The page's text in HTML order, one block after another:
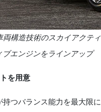
両構造技術のスカイアクテ
エンジンをラインアップ
を用意
持つバランス能力を最大限